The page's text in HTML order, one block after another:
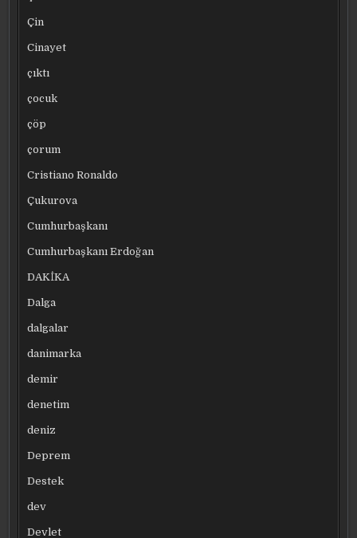
Çin
Cinayet
çıktı
çocuk
çöp
çorum
Cristiano Ronaldo
Çukurova
Cumhurbaşkanı
Cumhurbaşkanı Erdoğan
DAKİKA
Dalga
dalgalar
danimarka
demir
denetim
deniz
Deprem
Destek
dev
Devlet